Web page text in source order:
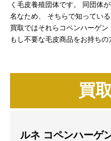
く毛皮養殖団体です。
同団体
名なため、
そちらで知ってい
買取ではそれらコペンハーゲン
もし不要な毛皮商品をお持ちの
買
ルネ コペンハーゲ